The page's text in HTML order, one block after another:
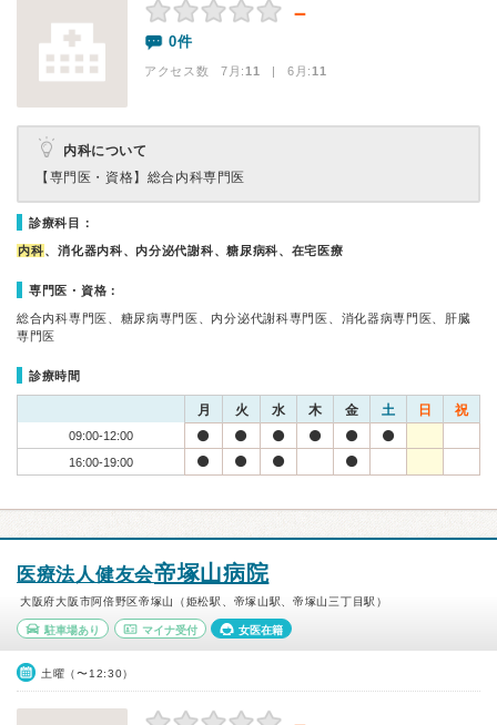
－
0件
アクセス数 7月:11 | 6月:11
内科について
【専門医・資格】 総合内科専門医
診療科目：
内科、消化器内科、内分泌代謝科、糖尿病科、在宅医療
専門医・資格：
総合内科専門医、糖尿病専門医、内分泌代謝科専門医、消化器病専門医、肝臓
専門医
診療時間
月 火 水 木 金 土 日 祝
09:00-12:00
16:00-19:00
医療法人健友会帝塚山病院
大阪府大阪市阿倍野区帝塚山（姫松駅、帝塚山駅、帝塚山三丁目駅）
駐車場あり マイナ受付 女医在籍
土曜（〜12:30）